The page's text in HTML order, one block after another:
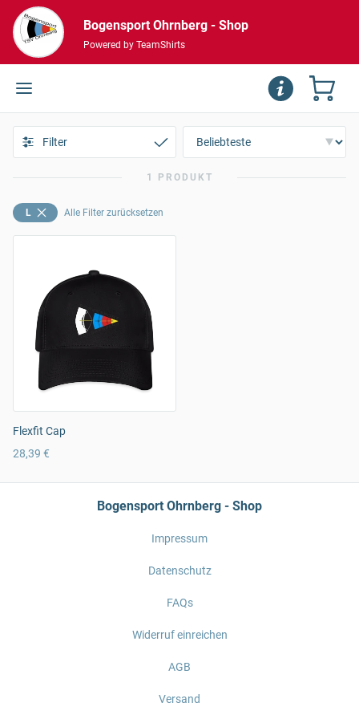
Bogensport Ohrnberg - Shop
Powered by TeamShirts
Filter
1 PRODUKT
L Alle Filter zurücksetzen
Flexfit Cap
28,39 €
Bogensport Ohrnberg - Shop
Impressum
Datenschutz
FAQs
Widerruf einreichen
AGB
Versand